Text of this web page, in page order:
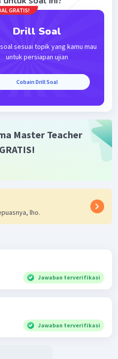
GRATIS!
Drill Soal
sesuai topik yang kamu mau
untuk persiapan ujian
Cobain Drill Soal
Master Teacher
lho.
Jawaban terverifikasi
Jawaban terverifikasi